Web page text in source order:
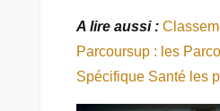
A lire aussi :
Parcoursup : les
Spécifique Santé les